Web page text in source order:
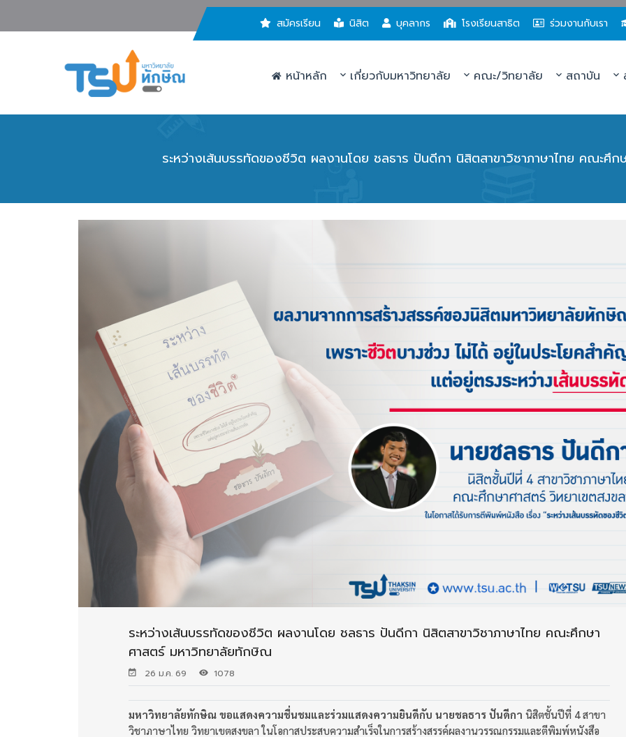
สมัครเรียน นิสิต บุคลากร โรงเรียนสาธิต ร่วมงานกับเรา
หน้าหลัก เกี่ยวกับมหาวิทยาลัย คณะ/วิทยาลัย สถาบัน
ระหว่างเส้นบรรทัดของชีวิต ผลงานโดย ชลธาร ปันดีกา นิสิตสาขาวิชาภาษาไทย คณะศึ
ระหว่างเส้นบรรทัดของชีวิต ผลงานโดย ชลธาร ปันดีกา นิสิตสาขาวิชาภาษาไทย คณะศึกษา
ศาสตร์ มหาวิทยาลัยทักษิณ
26 ม.ค. 69 1078
มหาวิทยาลัยทักษิณ ขอแสดงความชื่นชมและร่วมแสดงความยินดีกับ นายชลธาร ปันดีกา นิสิตชั้นปีที่ 4 สาขา
วิชาภาษาไทย วิทยาเขตสงขลา ในโอกาสประสบความสำเร็จในการสร้างสรรค์ผลงานวรรณกรรมและตีพิมพ์หนังสือ